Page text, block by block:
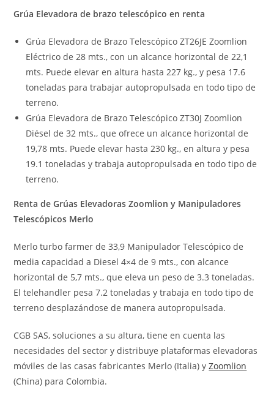
Grúa Elevadora de brazo telescópico en renta
Grúa Elevadora de Brazo Telescópico ZT26JE Zoomlion
Eléctrico de 28 mts., con un alcance horizontal de 22,1
mts. Puede elevar en altura hasta 227 kg., y pesa 17.6
toneladas para trabajar autopropulsada en todo tipo de
terreno.
Grúa Elevadora de Brazo Telescópico ZT30J Zoomlion
Diésel de 32 mts., que ofrece un alcance horizontal de
19,78 mts. Puede elevar hasta 230 kg., en altura y pesa
19.1 toneladas y trabaja autopropulsada en todo tipo de
terreno.
Renta de Grúas Elevadoras Zoomlion y Manipuladores
Telescópicos Merlo
Merlo turbo farmer de 33,9 Manipulador Telescópico de
media capacidad a Diesel 4×4 de 9 mts., con alcance
horizontal de 5,7 mts., que eleva un peso de 3.3 toneladas.
El telehandler pesa 7.2 toneladas y trabaja en todo tipo de
terreno desplazándose de manera autopropulsada.
CGB SAS, soluciones a su altura, tiene en cuenta las
necesidades del sector y distribuye plataformas elevadoras
móviles de las casas fabricantes Merlo (Italia) yZoomlion
(China) para Colombia.